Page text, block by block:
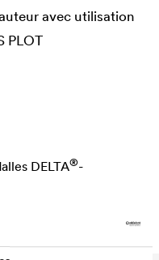
avec utilisation
PLOT
DELTA®-